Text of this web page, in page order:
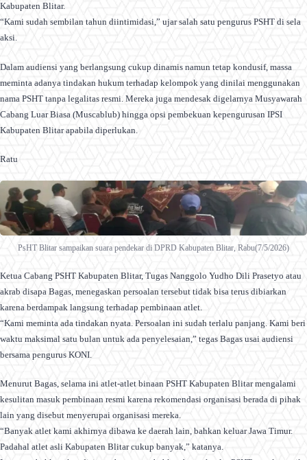
Kabupaten Blitar.
“Kami sudah sembilan tahun diintimidasi,” ujar salah satu pengurus PSHT di sela
aksi.
Dalam audiensi yang berlangsung cukup dinamis namun tetap kondusif, massa
meminta adanya tindakan hukum terhadap kelompok yang dinilai menggunakan
nama PSHT tanpa legalitas resmi. Mereka juga mendesak digelarnya Musyawarah
Cabang Luar Biasa (Muscablub) hingga opsi pembekuan kepengurusan IPSI
Kabupaten Blitar apabila diperlukan.
Ratu
PsHT Blitar sampaikan suara pendekar di DPRD Kabupaten Blitar, Rabu(7/5/2026)
Ketua Cabang PSHT Kabupaten Blitar, Tugas Nanggolo Yudho Dili Prasetyo atau
akrab disapa Bagas, menegaskan persoalan tersebut tidak bisa terus dibiarkan
karena berdampak langsung terhadap pembinaan atlet.
“Kami meminta ada tindakan nyata. Persoalan ini sudah terlalu panjang. Kami beri
waktu maksimal satu bulan untuk ada penyelesaian,” tegas Bagas usai audiensi
bersama pengurus KONI.
Menurut Bagas, selama ini atlet-atlet binaan PSHT Kabupaten Blitar mengalami
kesulitan masuk pembinaan resmi karena rekomendasi organisasi berada di pihak
lain yang disebut menyerupai organisasi mereka.
“Banyak atlet kami akhirnya dibawa ke daerah lain, bahkan keluar Jawa Timur.
Padahal atlet asli Kabupaten Blitar cukup banyak,” katanya.